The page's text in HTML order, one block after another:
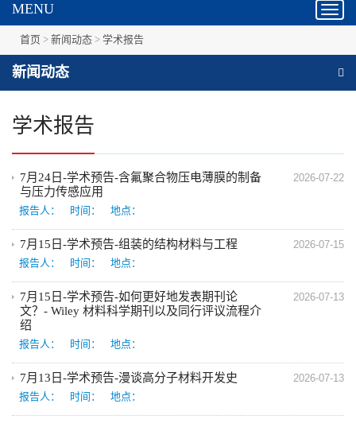
MENU
首页 > 新闻动态 > 学术报告
新闻动态
学术报告
2026-07-22
7月24日-学术预告-含氟聚合物压电薄膜的制备
与压力传感应用
报告人： 时间： 地点：
2026-07-15
7月15日-学术预告-组装的结构材料与工程
报告人： 时间： 地点：
2026-07-13
7月15日-学术预告-如何更好地发表期刊论
文？- Wiley 材料科学期刊以及同行评议流程介
绍
报告人： 时间： 地点：
2026-07-13
7月13日-学术预告-漫谈高分子材料开发史
报告人： 时间： 地点：